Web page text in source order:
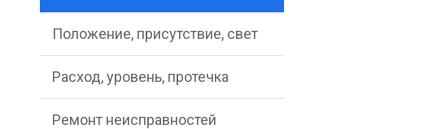
Положение, присутствие, свет
Расход, уровень, протечка
Ремонт неисправностей